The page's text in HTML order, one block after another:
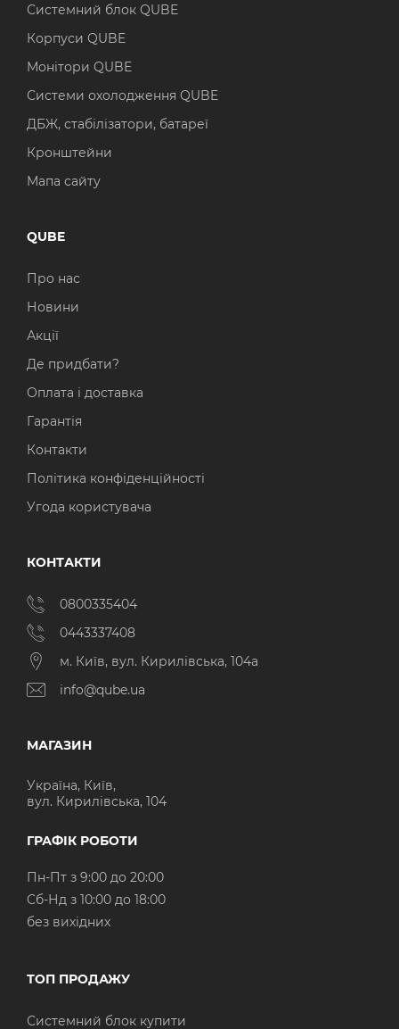
Системний блок QUBE
Корпуси QUBE
Монітори QUBE
Системи охолодження QUBE
ДБЖ, стабілізатори, батареї
Кронштейни
Мапа сайту
QUBE
Про нас
Новини
Акції
Де придбати?
Оплата і доставка
Гарантія
Контакти
Політика конфіденційності
Угода користувача
КОНТАКТИ
0800335404
0443337408
м. Київ, вул. Кирилівська, 104а
info@qube.ua
МАГАЗИН
Україна, Київ,
вул. Кирилівська, 104
ГРАФІК РОБОТИ
Пн-Пт з 9:00 до 20:00
Cб-Нд з 10:00 до 18:00
без вихідних
ТОП ПРОДАЖУ
Системний блок купити